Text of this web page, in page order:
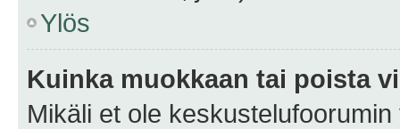
Ylös
Kuinka muokkaan tai poista
Mikäli et ole